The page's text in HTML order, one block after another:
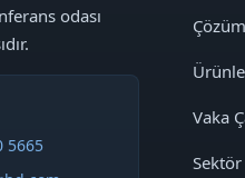
odası
5665
Vaka